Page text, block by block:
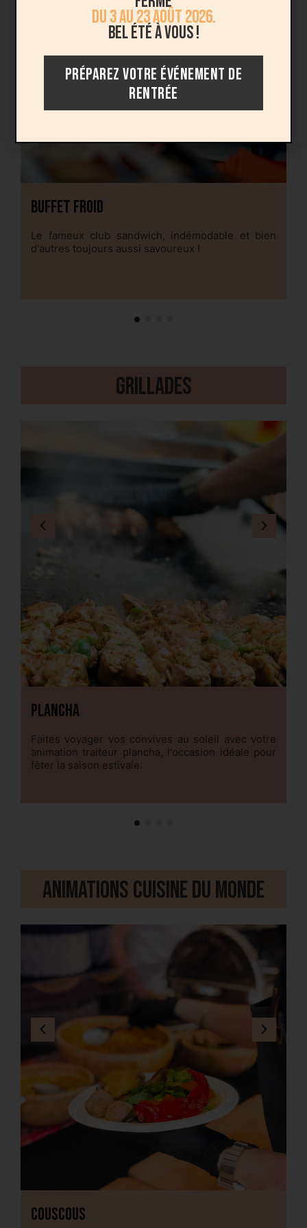
Buffet Froid
Le fameux club sandwich, indémodable et bien
d'autres toujours aussi savoureux !
Grillades
Plancha
Faites voyager vos convives au soleil avec votre
animation traiteur plancha, l'occasion idéale pour
fêter la saison estivale.
Animations cuisine du monde
Couscous
du 3 au 23 août 2026.
Bel été à vous !
PRÉPAREZ VOTRE ÉVÉNEMENT DE
RENTRÉE